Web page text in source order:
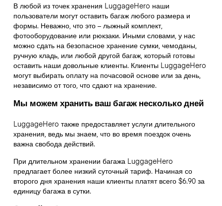
В любой из точек хранения LuggageHero наши
пользователи могут оставить багаж любого размера и
формы. Неважно, что это – лыжный комплект,
фотооборудование или рюкзаки. Иными словами, у нас
можно сдать на безопасное хранение сумки, чемоданы,
ручную кладь, или любой другой багаж, который готовы
оставить наши довольные клиенты. Клиенты LuggageHero
могут выбирать оплату на почасовой основе или за день,
независимо от того, что сдают на хранение.
Мы можем хранить ваш багаж несколько дней
LuggageHero также предоставляет услуги длительного
хранения, ведь мы знаем, что во время поездок очень
важна свобода действий.
При длительном хранении багажа LuggageHero
предлагает более низкий суточный тариф. Начиная со
второго дня хранения наши клиенты платят всего $6.90 за
единицу багажа в сутки.